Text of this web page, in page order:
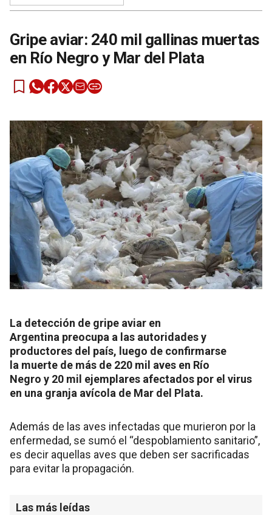
Gripe aviar: 240 mil gallinas muertas
en Río Negro y Mar del Plata
La detección de gripe aviar en
Argentina preocupa a las autoridades y
productores del país, luego de confirmarse
la muerte de más de 220 mil aves en Río
Negro y 20 mil ejemplares afectados por el virus
en una granja avícola de Mar del Plata.
Además de las aves infectadas que murieron por la
enfermedad, se sumó el “despoblamiento sanitario”,
es decir aquellas aves que deben ser sacrificadas
para evitar la propagación.
Las más leídas